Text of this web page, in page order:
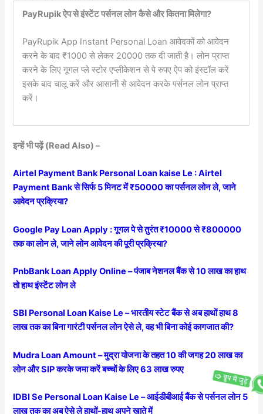
PayRupik ऐप से इंस्टेंट पर्सनल लोन कैसे और कितना मिलेगा?
PayRupik App Instant Personal Loan आवेदकों को आवेदन
करने के बाद ₹1000 से लेकर 20000 तक दी जाती है। लोन प्राप्त
करने के लिए गूगल प्ले स्टोर एप्लीकेशन से पे रुपए ऐप को इंस्टॉल करें
इसके बाद चालू करें और आसानी से आवेदन करके पर्सनल लोन प्राप्त
करें।
इन्हें भी पढ़ें (Read Also) –
Airtel Payment Bank Personal Loan kaise Le : Airtel
Payment Bank से सिर्फ 5 मिनट में ₹50000 का पर्सनल लोन ले, जाने
आवेदन प्रक्रिया?
Google Pay Loan Apply : गूगल पे से तुरंत ₹10000 से ₹800000
तक का लोन ले, जाने लोन आवेदन की पूरी प्रक्रिया?
PnbBank Loan Apply Online – पंजाब नेशनल बैंक से 10 लाख का हाथ
तो हाथ इंस्टेंट लोन ले
SBI Personal Loan Kaise Le – भारतीय स्टेट बैंक से अब हाथों हाथ 8
लाख तक का बिना गारंटी पर्सनल लोन ऐसे ले, वह भी बिना कोई कागजात की?
Mudra Loan Amount – मुद्रा योजना के तहत 10 की जगह 20 लाख का
लोन और SIP करके जमा करें बच्चों के लिए 63 लाख रुपए
IDBI Se Personal Loan Kaise Le – आईडीबीआई बैंक से पर्सनल लोन 5
लाख तक का अब ऐसे ले हाथों-हाथ अपने खाते में